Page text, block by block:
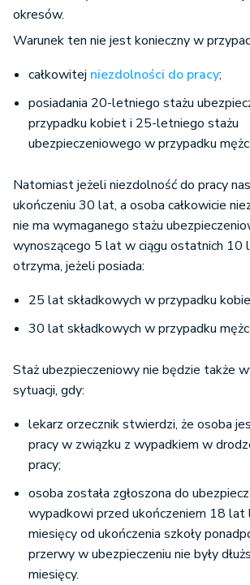
okresów.
Warunek ten nie jest konieczny w
całkowitej niezdolności do pracy;
posiadania 20-letniego stażu
przypadku kobiet i 25-letniego stażu
ubezpieczeniowego w przypadku
Natomiast jeżeli niezdolność do pracy
ukończeniu 30 lat, a osoba całkowicie
nie ma wymaganego stażu
wynoszącego 5 lat w ciągu ostatnich 10
otrzyma, jeżeli posiada:
25 lat składkowych w przypadku
30 lat składkowych w przypadku
Staż ubezpieczeniowy nie będzie także
sytuacji, gdy:
lekarz orzecznik stwierdzi, że osoba
pracy w związku z wypadkiem w
pracy;
osoba została zgłoszona do
wypadkowi przed ukończeniem 18 lat
miesięcy od ukończenia szkoły
przerwy w ubezpieczeniu nie były
miesięcy.